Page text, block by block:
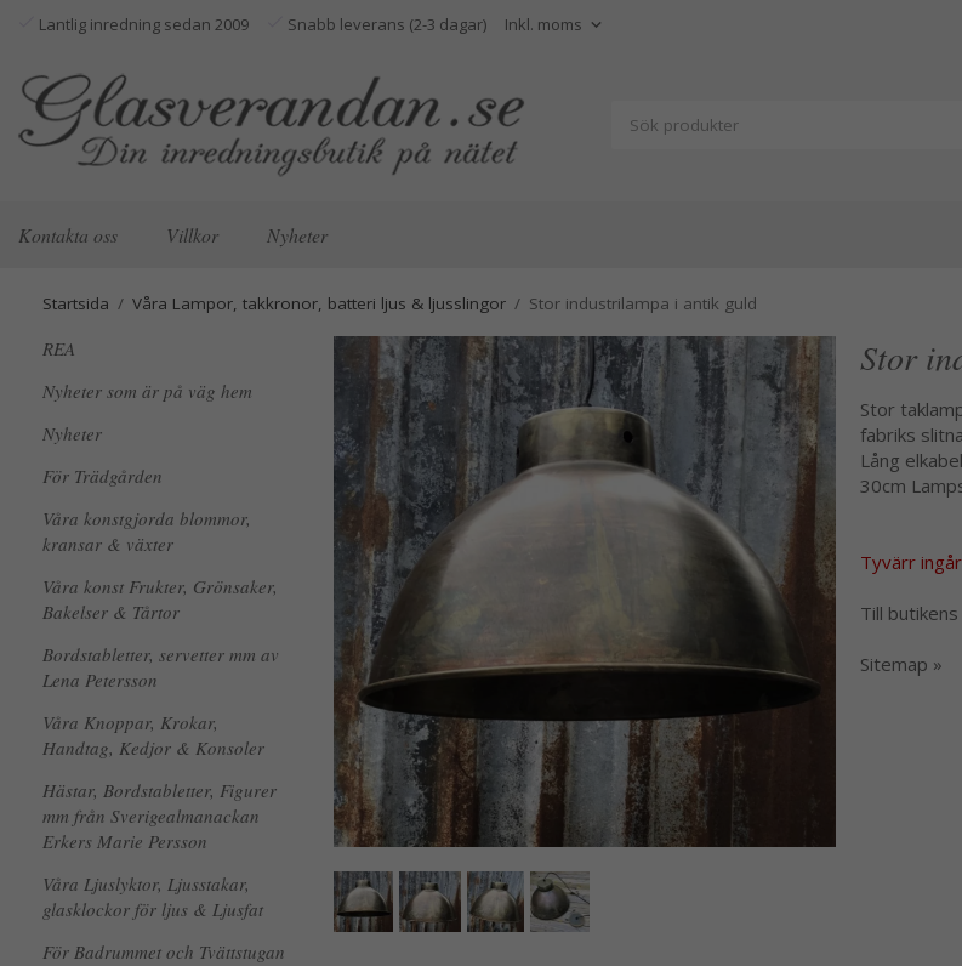
Lantlig inredning sedan 2009 Snabb leverans (2-3 dagar)
Kontakta oss Villkor Nyheter
Startsida / Våra Lampor, takkronor, batteri ljus & ljusslingor / Stor industrilampa i antik guld
REA
Nyheter som är på väg hem
Nyheter
För Trädgården
Våra konstgjorda blommor,
kransar & växter
Våra konst Frukter, Grönsaker,
Bakelser & Tårtor
Bordstabletter, servetter mm av
Lena Petersson
Våra Knoppar, Krokar,
Handtag, Kedjor & Konsoler
Hästar, Bordstabletter, Figurer
mm från Sverigealmanackan
Erkers Marie Persson
Våra Ljuslyktor, Ljusstakar,
glasklockor för ljus & Ljusfat
För Badrummet och Tvättstugan
Stor
Stor
fabriks
Lång
30cm
Tyvärr
Till
Sitemap »